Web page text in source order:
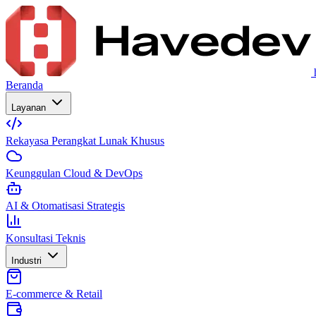
Beranda
Layanan
Rekayasa Perangkat Lunak Khusus
Keunggulan Cloud & DevOps
AI & Otomatisasi Strategis
Konsultasi Teknis
Industri
E-commerce & Retail